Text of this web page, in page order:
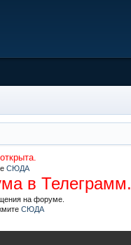
СЮДА
в Телеграмм.
на форуме.
СЮДА